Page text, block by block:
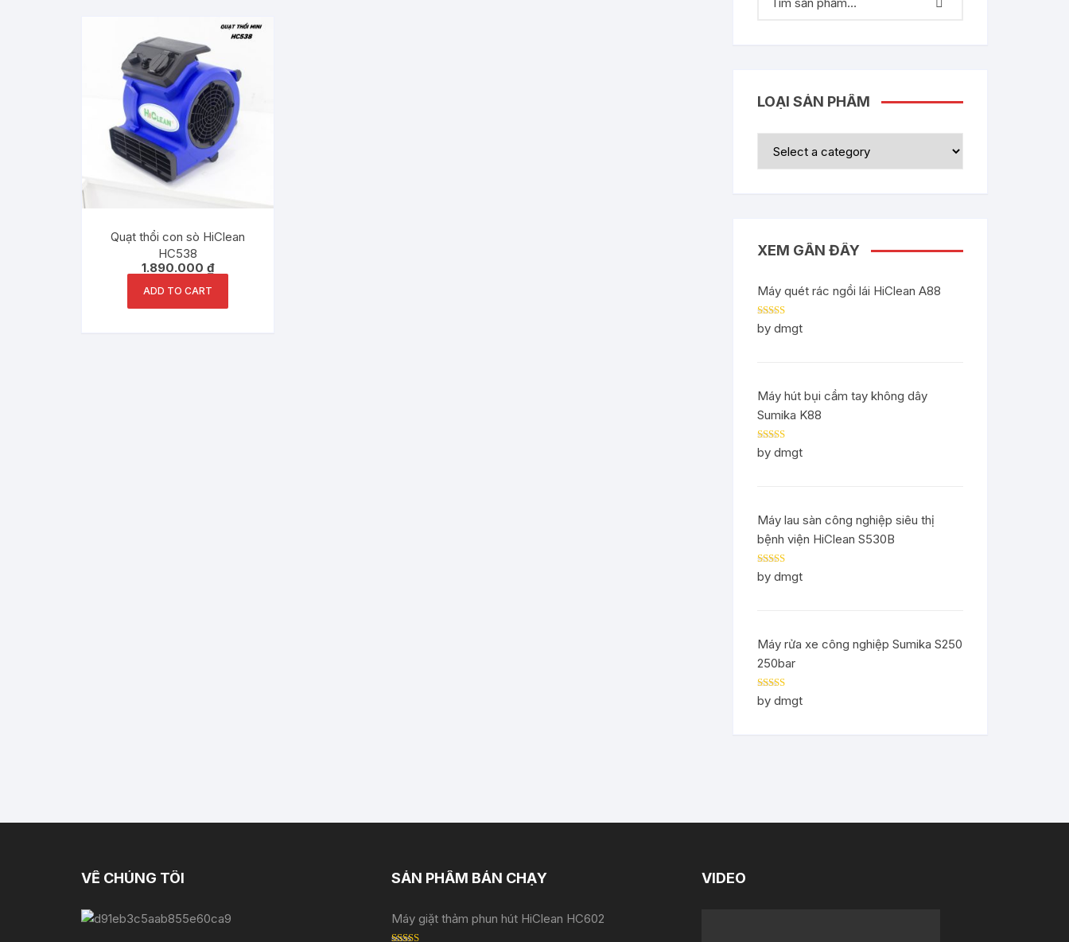
Quạt thổi con sò HiClean
HC538
1.890.000 ₫
ADD TO CART
LOẠI SẢN PHẨM
XEM GẦN ĐÂY
Máy quét rác ngồi lái HiClean A88
Rated5out
of 5
by dmgt
Máy hút bụi cầm tay không dây
Sumika K88
Rated5out
of 5
by dmgt
Máy lau sàn công nghiệp siêu thị
bệnh viện HiClean S530B
Rated5out
of 5
by dmgt
Máy rửa xe công nghiệp Sumika S250
250bar
Rated5out
of 5
by dmgt
VỀ CHÚNG TÔI SẢN PHẨM BÁN CHẠY
Máy giặt thảm phun hút HiClean HC602
VIDEO